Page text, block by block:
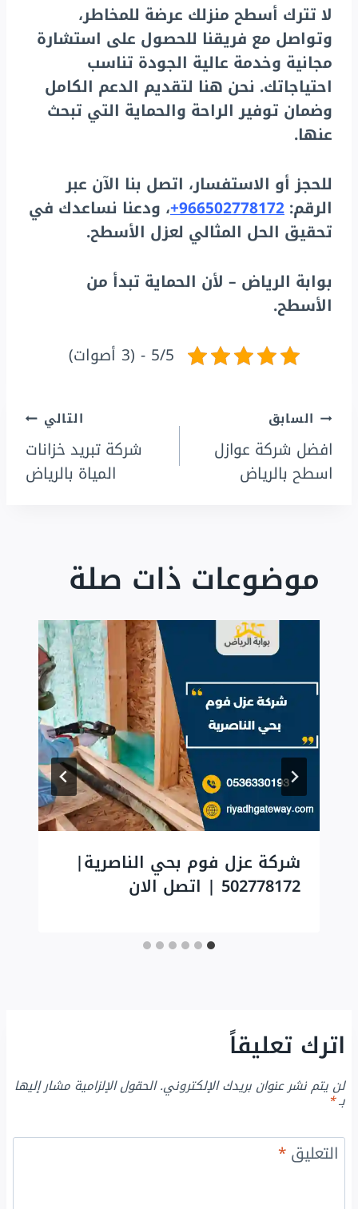
لا تترك أسطح منزلك عرضة للمخاطر،
وتواصل مع فريقنا للحصول على استشارة
مجانية وخدمة عالية الجودة تناسب
احتياجاتك. نحن هنا لتقديم الدعم الكامل
وضمان توفير الراحة والحماية التي تبحث
عنها.
للحجز أو الاستفسار، اتصل بنا الآن عبر
الرقم:966502778172+ ، ودعنا نساعدك في
تحقيق الحل المثالي لعزل الأسطح.
بوابة الرياض – لأن الحماية تبدأ من
الأسطح.
5/5 - (3 أصوات)
تصفّح
المقالات
السابق
افضل شركة عوازل
اسطح بالرياض
التالي
شركة تبريد خزانات
المياة بالرياض
موضوعات ذات صلة
شركة عزل فوم بحي الناصرية|
502778172 | اتصل الان
اترك تعليقاً
لن يتم نشر عنوان بريدك الإلكتروني. الحقول الإلزامية مشار إليها
بـ*
التعليق*